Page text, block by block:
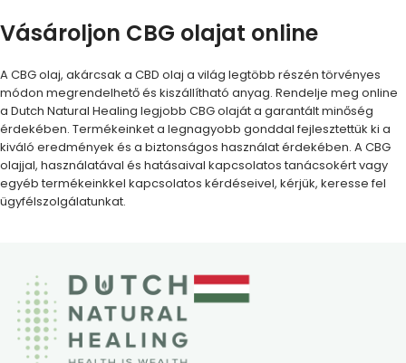
Vásároljon CBG olajat online
A CBG olaj, akárcsak a CBD olaj a világ legtöbb részén törvényes
módon megrendelhető és kiszállítható anyag. Rendelje meg online
a Dutch Natural Healing legjobb CBG olaját a garantált minőség
érdekében. Termékeinket a legnagyobb gonddal fejlesztettük ki a
kiváló eredmények és a biztonságos használat érdekében. A CBG
olajjal, használatával és hatásaival kapcsolatos tanácsokért vagy
egyéb termékeinkkel kapcsolatos kérdéseivel, kérjük, keresse fel
ügyfélszolgálatunkat.